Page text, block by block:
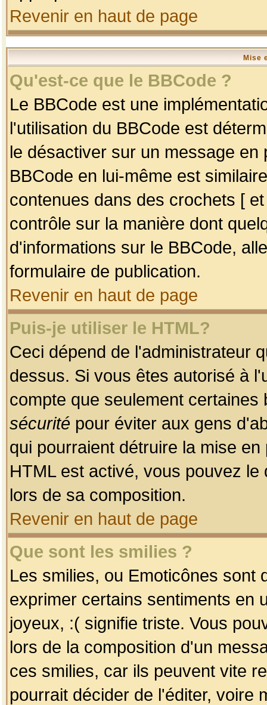
Revenir en haut de page
Mise
Qu'est-ce que le BBCode ?
Le BBCode est une
l'utilisation du BBCode est
le désactiver sur un message
BBCode en lui-même est
contenues dans des crochets [
contrôle sur la manière dont
d'informations sur le BBCode,
formulaire de publication.
Revenir en haut de page
Puis-je utiliser le HTML?
Ceci dépend de l'administrateur
dessus. Si vous êtes autorisé à
compte que seulement
sécurité pour éviter aux gens
qui pourraient détruire la mise
HTML est activé, vous pouvez
lors de sa composition.
Revenir en haut de page
Que sont les smilies ?
Les smilies, ou Emoticônes sont
exprimer certains sentiments en
joyeux, :( signifie triste. Vous
lors de la composition d'un
ces smilies, car ils peuvent vite
pourrait décider de l'éditer, voire